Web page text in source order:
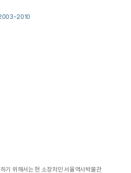
2003~2010
기 위해서는 현 소장처인 서울역사박물관